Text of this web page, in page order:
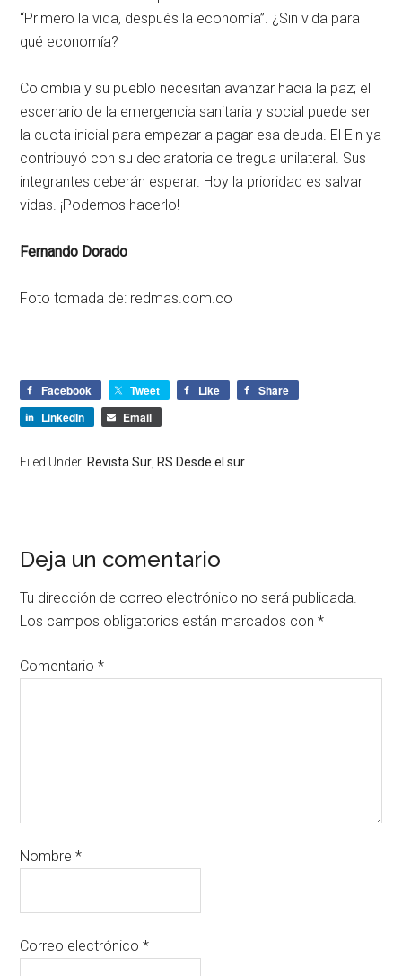
“Primero la vida, después la economía”. ¿Sin vida para
qué economía?
Colombia y su pueblo necesitan avanzar hacia la paz; el
escenario de la emergencia sanitaria y social puede ser
la cuota inicial para empezar a pagar esa deuda. El Eln ya
contribuyó con su declaratoria de tregua unilateral. Sus
integrantes deberán esperar. Hoy la prioridad es salvar
vidas. ¡Podemos hacerlo!
Fernando Dorado
Foto tomada de: redmas.com.co
Facebook Tweet Like
Share
LinkedIn
Email
Filed Under: Revista Sur, RS Desde el sur
Deja un comentario
Tu dirección de correo electrónico no será publicada.
Los campos obligatorios están marcados con*
Comentario*
Nombre*
Correo electrónico*